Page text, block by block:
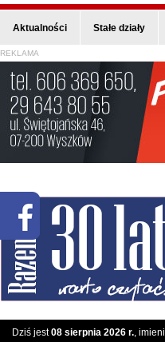
Aktualności Stałe działy
REKLAMA
Dziś jest08 sierpnia 2026 r.,